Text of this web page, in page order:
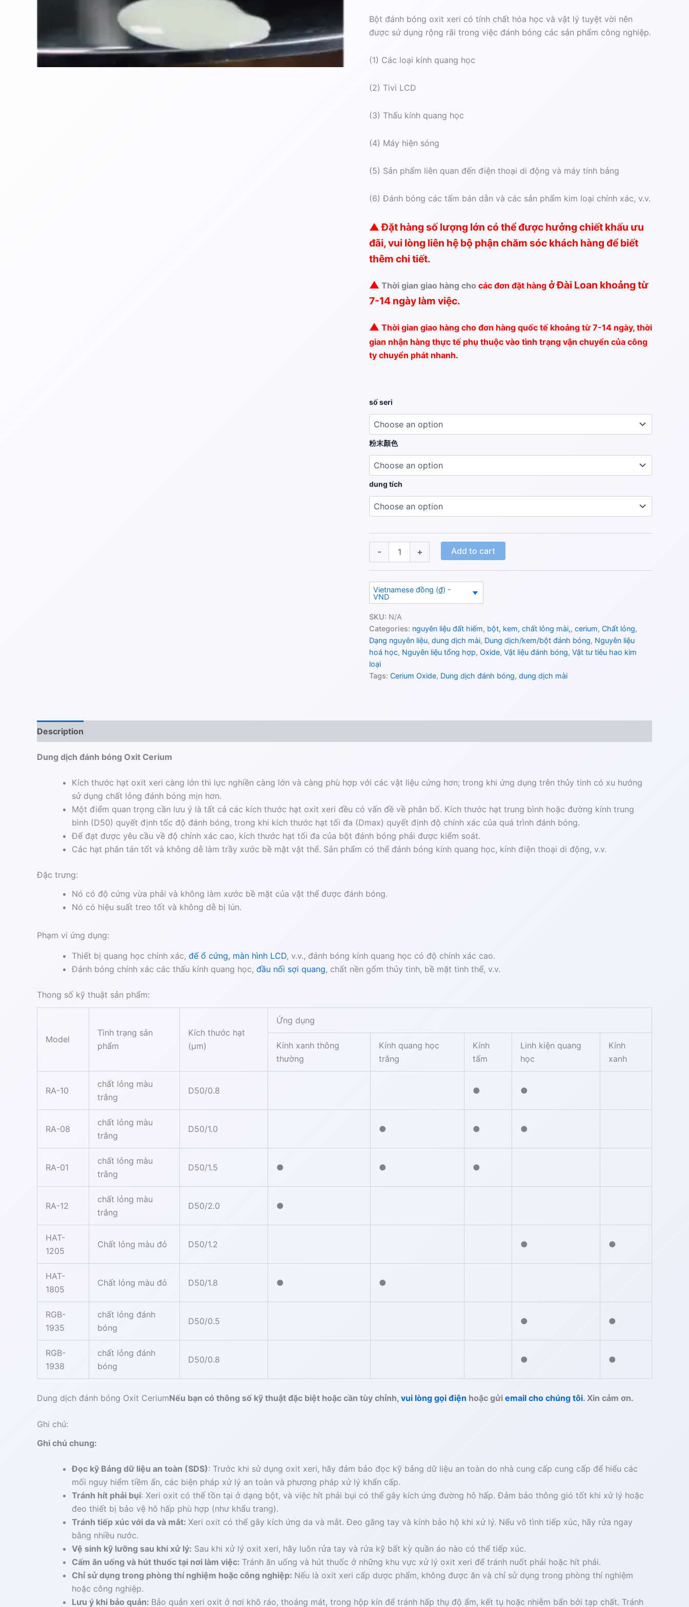
Bột đánh bóng oxit xeri có tính chất hóa học và vật lý tuyệt vời nên
được sử dụng rộng rãi trong việc đánh bóng các sản phẩm công nghiệp.
(1) Các loại kính quang học
(2) Tivi LCD
(3) Thấu kính quang học
(4) Máy hiện sóng
(5) Sản phẩm liên quan đến điện thoại di động và máy tính bảng
(6) Đánh bóng các tấm bán dẫn và các sản phẩm kim loại chính xác, v.v.
▲ Đặt hàng số lượng lớn có thể được hưởng chiết khấu ưu
đãi, vui lòng liên hệ bộ phận chăm sóc khách hàng để biết
thêm chi tiết.
▲ Thời gian giao hàng cho các đơn đặt hàng ở Đài Loan khoảng từ
7-14 ngày làm việc.
▲ Thời gian giao hàng cho đơn hàng quốc tế khoảng từ 7-14 ngày, thời
gian nhận hàng thực tế phụ thuộc vào tình trạng vận chuyển của công
ty chuyển phát nhanh.
số seri
粉末顏色
dung tích
- + Add to cart
Vietnamese đồng (₫) -
VND
SKU: N/A
Categories: nguyên liệu đất hiếm, bột, kem, chất lỏng mài,, cerium, Chất lỏng,
Dạng nguyên liệu, dung dịch mài, Dung dịch/kem/bột đánh bóng, Nguyên liệu
hoá học, Nguyên liệu tổng hợp, Oxide, Vật liệu đánh bóng, Vật tư tiêu hao kim
loại
Tags: Cerium Oxide, Dung dịch đánh bóng, dung dịch mài
Description
Dung dịch đánh bóng Oxit Cerium
Kích thước hạt oxit xeri càng lớn thì lực nghiền càng lớn và càng phù hợp với các vật liệu cứng hơn; trong khi ứng dụng trên thủy tinh có xu hướng
sử dụng chất lỏng đánh bóng mịn hơn.
Một điểm quan trọng cần lưu ý là tất cả các kích thước hạt oxit xeri đều có vấn đề về phân bố. Kích thước hạt trung bình hoặc đường kính trung
bình (D50) quyết định tốc độ đánh bóng, trong khi kích thước hạt tối đa (Dmax) quyết định độ chính xác của quá trình đánh bóng.
Để đạt được yêu cầu về độ chính xác cao, kích thước hạt tối đa của bột đánh bóng phải được kiểm soát.
Các hạt phân tán tốt và không dễ làm trầy xước bề mặt vật thể. Sản phẩm có thể đánh bóng kính quang học, kính điện thoại di động, v.v.
Đặc trưng:
Nó có độ cứng vừa phải và không làm xước bề mặt của vật thể được đánh bóng.
Nó có hiệu suất treo tốt và không dễ bị lún.
Phạm vi ứng dụng:
Thiết bị quang học chính xác, đế ổ cứng, màn hình LCD, v.v., đánh bóng kính quang học có độ chính xác cao.
Đánh bóng chính xác các thấu kính quang học, đầu nối sợi quang, chất nền gốm thủy tinh, bề mặt tinh thể, v.v.
Thong số kỹ thuật sản phẩm:
Model
Tình trạng sản
phẩm
Kích thước hạt
(µm)
Ứng dụng
Kính xanh thông
thường
Kính quang học
trắng
Kính
tấm
Linh kiện quang
học
Kính
xanh
RA-10
chất lỏng màu
trắng
D50/0.8 ● ●
RA-08
chất lỏng màu
trắng
D50/1.0 ● ● ●
RA-01
chất lỏng màu
trắng
D50/1.5 ● ● ●
RA-12
chất lỏng màu
trắng
D50/2.0 ●
HAT-
1205
Chất lỏng màu đỏ D50/1.2 ● ●
HAT-
1805
Chất lỏng màu đỏ D50/1.8 ● ●
RGB-
1935
chất lỏng đánh
bóng
D50/0.5 ● ●
RGB-
1938
chất lỏng đánh
bóng
D50/0.8 ● ●
Dung dịch đánh bóng Oxit CeriumNếu bạn có thông số kỹ thuật đặc biệt hoặc cần tùy chỉnh, vui lòng gọi điện hoặc gửi email cho chúng tôi. Xin cảm ơn.
Ghi chú:
Ghi chú chung:
Đọc kỹ Bảng dữ liệu an toàn (SDS): Trước khi sử dụng oxit xeri, hãy đảm bảo đọc kỹ bảng dữ liệu an toàn do nhà cung cấp cung cấp để hiểu các
mối nguy hiểm tiềm ẩn, các biện pháp xử lý an toàn và phương pháp xử lý khẩn cấp.
Tránh hít phải bụi: Xeri oxit có thể tồn tại ở dạng bột, và việc hít phải bụi có thể gây kích ứng đường hô hấp. Đảm bảo thông gió tốt khi xử lý hoặc
đeo thiết bị bảo vệ hô hấp phù hợp (như khẩu trang).
Tránh tiếp xúc với da và mắt: Xeri oxit có thể gây kích ứng da và mắt. Đeo găng tay và kính bảo hộ khi xử lý. Nếu vô tình tiếp xúc, hãy rửa ngay
bằng nhiều nước.
Vệ sinh kỹ lưỡng sau khi xử lý: Sau khi xử lý oxit xeri, hãy luôn rửa tay và rửa kỹ bất kỳ quần áo nào có thể tiếp xúc.
Cấm ăn uống và hút thuốc tại nơi làm việc: Tránh ăn uống và hút thuốc ở những khu vực xử lý oxit xeri để tránh nuốt phải hoặc hít phải.
Chỉ sử dụng trong phòng thí nghiệm hoặc công nghiệp: Nếu là oxit xeri cấp dược phẩm, không được ăn và chỉ sử dụng trong phòng thí nghiệm
hoặc công nghiệp.
Lưu ý khi bảo quản: Bảo quản xeri oxit ở nơi khô ráo, thoáng mát, trong hộp kín để tránh hấp thụ độ ẩm, kết tụ hoặc nhiễm bẩn bởi tạp chất. Tránh